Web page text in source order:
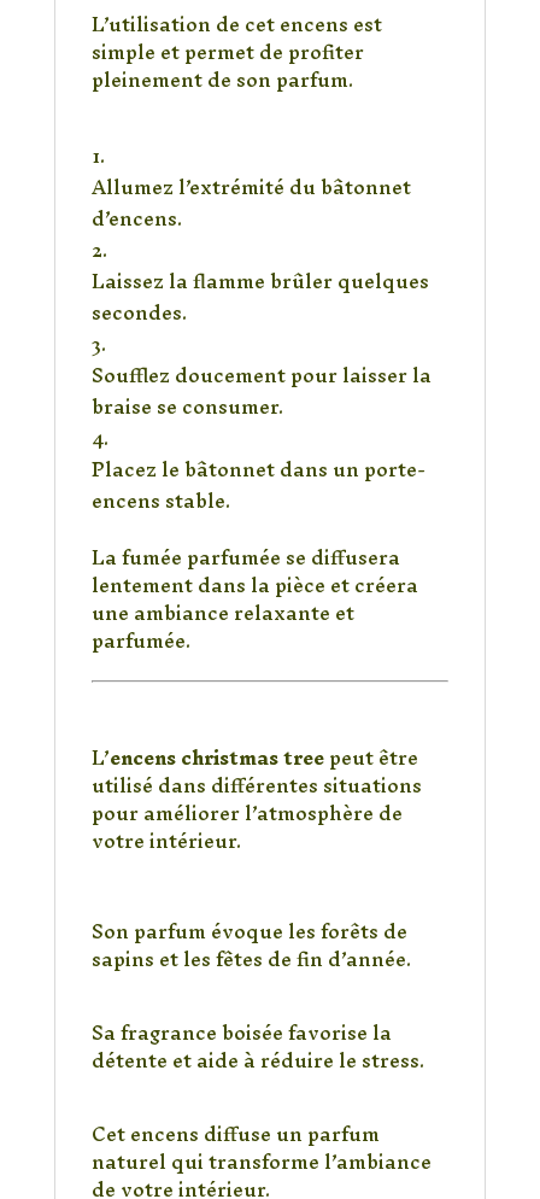
L’utilisation de cet encens est
simple et permet de profiter
pleinement de son parfum.
Allumez l’extrémité du bâtonnet
d’encens.
Laissez la flamme brûler quelques
secondes.
Soufflez doucement pour laisser la
braise se consumer.
Placez le bâtonnet dans un porte-
encens stable.
La fumée parfumée se diffusera
lentement dans la pièce et créera
une ambiance relaxante et
parfumée.
Dans quelles situations
L’encens christmas treepeut être
utilisé dans différentes situations
pour améliorer l’atmosphère de
votre intérieur.
Son parfum évoque les forêts de
sapins et les fêtes de fin d’année.
Sa fragrance boisée favorise la
détente et aide à réduire le stress.
Cet encens diffuse un parfum
naturel qui transforme l’ambiance
de votre intérieur.